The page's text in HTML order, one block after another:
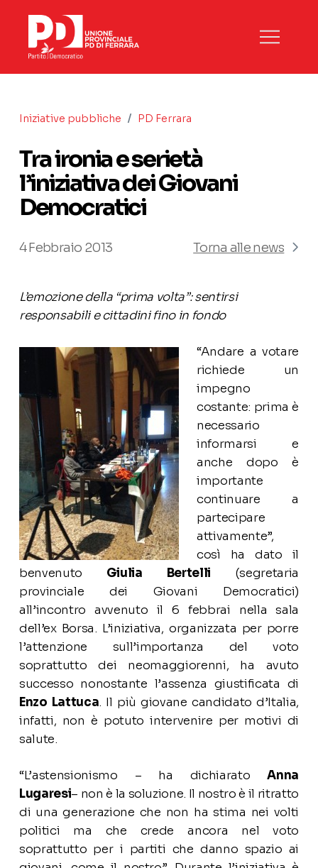
Iniziative pubbliche / PD Ferrara
Tra ironia e serietà
l’iniziativa dei Giovani
Democratici
4 Febbraio 2013 Torna alle news
L’emozione della “prima volta”: sentirsi
responsabili e cittadini fino in fondo
“Andare a votare
richiede un
impegno
costante: prima è
necessario
informarsi e
anche dopo è
importante
continuare a
partecipare
attivamente”,
così ha dato il
benvenuto Giulia Bertelli (segretaria
provinciale dei Giovani Democratici)
all’incontro avvenuto il 6 febbrai nella sala
dell’ex Borsa. L’iniziativa, organizzata per porre
l’attenzione sull’importanza del voto
soprattutto dei neomaggiorenni, ha avuto
successo nonostante l’assenza giustificata di
Enzo Lattuca. Il più giovane candidato d’Italia,
infatti, non è potuto intervenire per motivi di
salute.
“L’astensionismo – ha dichiaratoAnna
Lugaresi– non è la soluzione. Il nostro è il ritratto
di una generazione che non ha stima nei volti
politici ma che crede ancora nel voto
soprattutto per i partiti che danno spazio ai